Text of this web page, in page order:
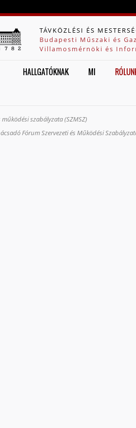
TÁVKÖZLÉSI ÉS
Budapesti Műszaki és
Villamosmérnöki és
HALLGATÓKNAK MI
működési szabályzata (SZMSZ)
Fórum Szervezeti és Működési